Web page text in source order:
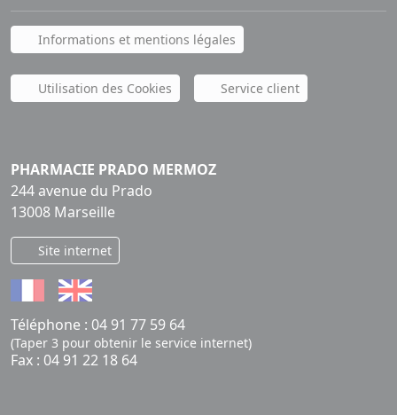
Informations et mentions légales
Utilisation des Cookies Service client
PHARMACIE PRADO MERMOZ
244 avenue du Prado
13008 Marseille
Site internet
Téléphone : 04 91 77 59 64
(Taper 3 pour obtenir le service internet)
Fax : 04 91 22 18 64